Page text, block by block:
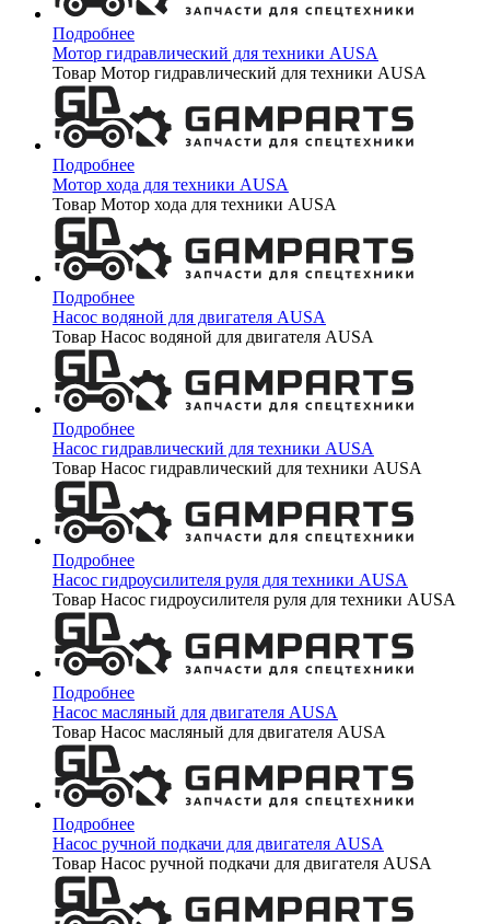
Подробнее
Мотор гидравлический для техники AUSA
Товар Мотор гидравлический для техники AUSA
Подробнее
Мотор хода для техники AUSA
Товар Мотор хода для техники AUSA
Подробнее
Насос водяной для двигателя AUSA
Товар Насос водяной для двигателя AUSA
Подробнее
Насос гидравлический для техники AUSA
Товар Насос гидравлический для техники AUSA
Подробнее
Насос гидроусилителя руля для техники AUSA
Товар Насос гидроусилителя руля для техники AUSA
Подробнее
Насос масляный для двигателя AUSA
Товар Насос масляный для двигателя AUSA
Подробнее
Насос ручной подкачи для двигателя AUSA
Товар Насос ручной подкачи для двигателя AUSA